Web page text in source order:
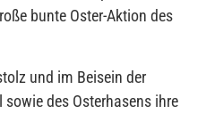
bunte Oster-Aktion des
und im Beisein der
des Osterhasens ihre